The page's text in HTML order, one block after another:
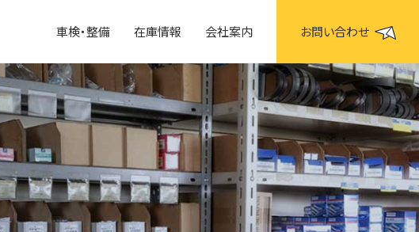
車検・整備 在庫情報 会社案内 お問い合わせ